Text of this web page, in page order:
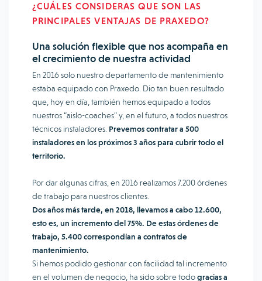
¿CUÁLES CONSIDERAS QUE SON LAS
PRINCIPALES VENTAJAS DE PRAXEDO?
Una solución flexible que nos acompaña en
el crecimiento de nuestra actividad
En 2016 solo nuestro departamento de mantenimiento
estaba equipado con Praxedo. Dio tan buen resultado
que, hoy en día, también hemos equipado a todos
nuestros “aislo-coaches” y, en el futuro, a todos nuestros
técnicos instaladores. Prevemos contratar a 500
instaladores en los próximos 3 años para cubrir todo el
territorio.
Por dar algunas cifras, en 2016 realizamos 7.200 órdenes
de trabajo para nuestros clientes.
Dos años más tarde, en 2018, llevamos a cabo 12.600,
esto es, un incremento del 75%. De estas órdenes de
trabajo, 5.400 correspondían a contratos de
mantenimiento.
Si hemos podido gestionar con facilidad tal incremento
en el volumen de negocio, ha sido sobre todogracias a